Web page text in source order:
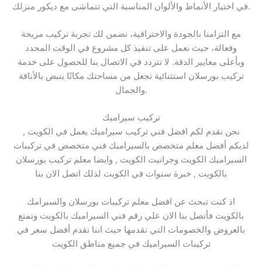
في اختيار الأنماط والألوان المناسبة التي تتماشى مع ديكور منزلك.
مع التزامنا بالجودة والاحترافية، نضمن لك تجربة تركيب مريحة
وفعالة، حيث نعمل على تنفيذ كل مشروع في الوقت المحدد
وبأعلى معايير الدقة. لا تتردد في الاتصال بنا للحصول على خدمة
تركيب بورسلان استثنائية تجعل من مساحتك مكانًا ينبض بالأناقة
والجمال.
تركيب سيراميك
نحن نقدم لكم افضل فني تركيب سيراميك يعمل في الكويت ,
لديكم أفضل معلم متخصص بالسيراميك فني متخصص في تركيبات
السيراميك الكويت وجرانيت الكويت , وايضا معلم تركيب بورسلان
بالكويت , خبرة سنوات في الكويت لذلك اتصل الان بنا
اذ كنت تبحث عن افضل معلم تركيبات بورسلان والسيرامك
بالكويت فأتصل بنا الان علي رقم فني السيراميك بالكويت وتمتع
بالعروض والخصومات التي نقدمها حيث اننا نقدم أفضل سعر في
تركيبات السيراميك في جميع مناطق الكويت